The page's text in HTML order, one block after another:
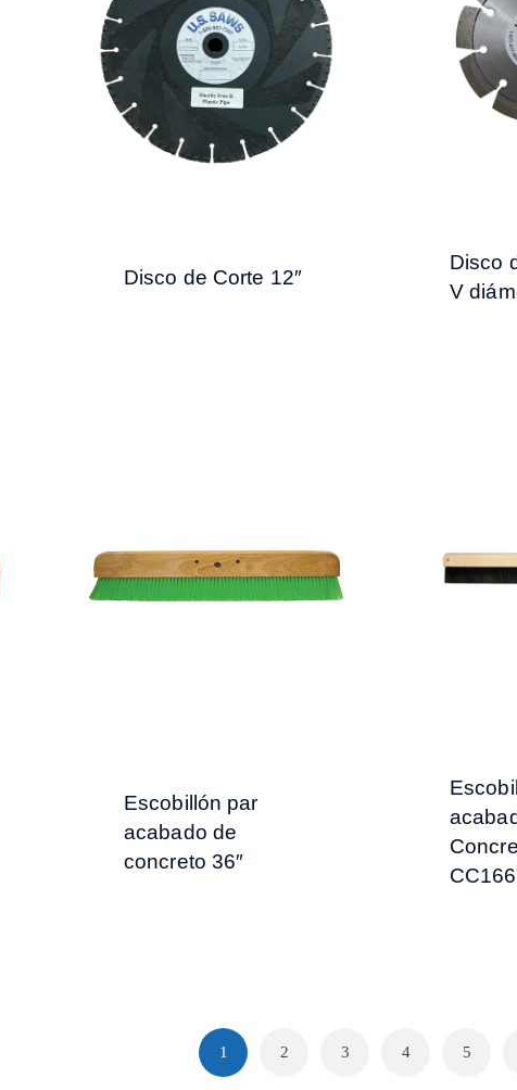
Disco de Corte 12″
Disco
V
Escobillón par
acabado de
concreto 36″
1 2 3 4 5